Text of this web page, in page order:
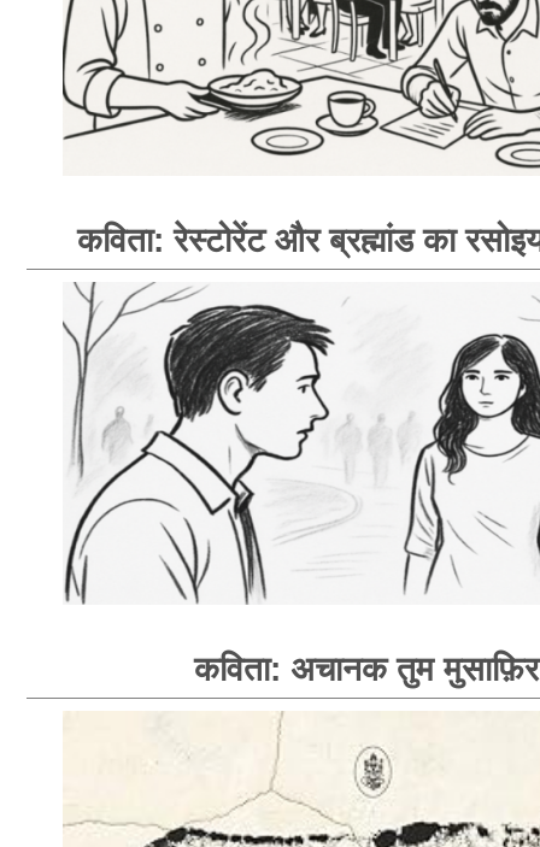
कविता: रेस्टोरेंट और ब्रह्मांड का
कविता: अचानक तुम मुसाफ़िर